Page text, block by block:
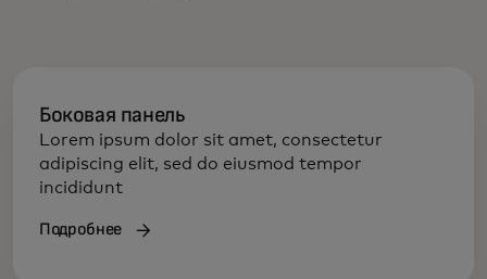
Боковая панель
Lorem ipsum dolor sit amet, consectetur
adipiscing elit, sed do eiusmod tempor
incididunt
Подробнее